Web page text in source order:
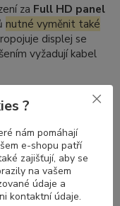
za Full HD panel
nutné vyměnit také
displej se
vyžadují kabel
i nižší
dotykový
?
nám pomáhají
e-shopu patří
zajišťují, aby se
na vašem
údaje a
kontaktní údaje.